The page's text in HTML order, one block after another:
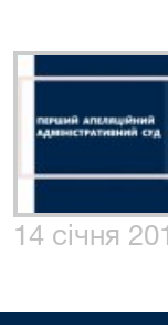
14 січня